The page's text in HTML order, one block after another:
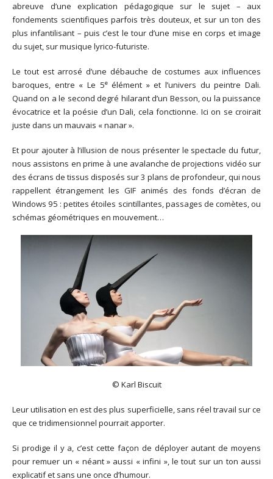
abreuve d’une explication pédagogique sur le sujet – aux
fondements scientifiques parfois très douteux, et sur un ton des
plus infantilisant – puis c’est le tour d’une mise en corps et image
du sujet, sur musique lyrico-futuriste.
Le tout est arrosé d’une débauche de costumes aux influences
baroques, entre « Le 5eélément » et l’univers du peintre Dali.
Quand on a le second degré hilarant d’un Besson, ou la puissance
évocatrice et la poésie d’un Dali, cela fonctionne. Ici on se croirait
juste dans un mauvais « nanar ».
Et pour ajouter à l’illusion de nous présenter le spectacle du futur,
nous assistons en prime à une avalanche de projections vidéo sur
des écrans de tissus disposés sur 3 plans de profondeur, qui nous
rappellent étrangement les GIF animés des fonds d’écran de
Windows 95 : petites étoiles scintillantes, passages de comètes, ou
schémas géométriques en mouvement…
© Karl Biscuit
Leur utilisation en est des plus superficielle, sans réel travail sur ce
que ce tridimensionnel pourrait apporter.
Si prodige il y a, c’est cette façon de déployer autant de moyens
pour remuer un « néant » aussi « infini », le tout sur un ton aussi
explicatif et sans une once d’humour.